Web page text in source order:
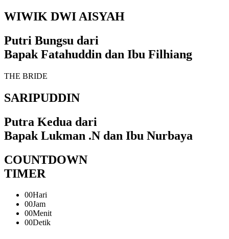
WIWIK DWI AISYAH
Putri Bungsu dari
Bapak Fatahuddin dan Ibu Filhiang
THE BRIDE
SARIPUDDIN
Putra Kedua dari
Bapak Lukman .N dan Ibu Nurbaya
COUNTDOWN
TIMER
00Hari
00Jam
00Menit
00Detik